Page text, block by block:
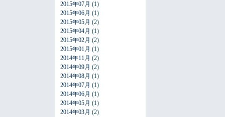
2015年07月 (1)
2015年06月 (1)
2015年05月 (2)
2015年04月 (1)
2015年02月 (2)
2015年01月 (1)
2014年11月 (2)
2014年09月 (2)
2014年08月 (1)
2014年07月 (1)
2014年06月 (1)
2014年05月 (1)
2014年03月 (2)